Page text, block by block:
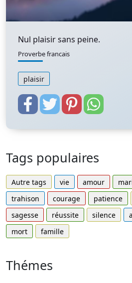
Nul plaisir sans peine.
Proverbe francais
plaisir
Tags populaires
Autre tags vie amour
trahison
courage patience
sagesse
réussite silence
mort
famille
Thémes